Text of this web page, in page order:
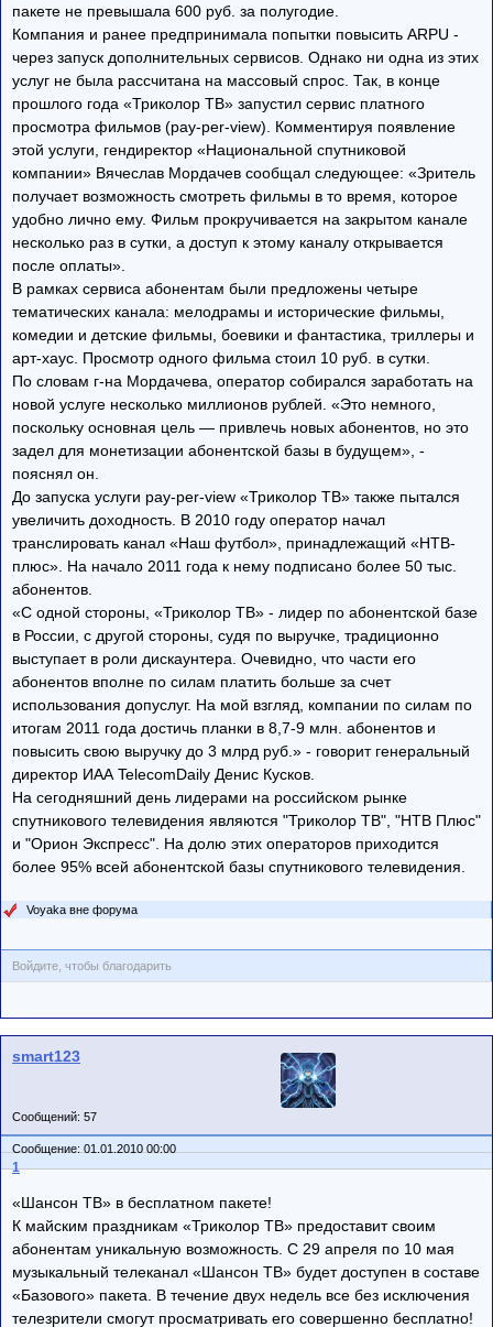
пакете не превышала 600 руб. за полугодие.
Компания и ранее предпринимала попытки повысить ARPU -
через запуск дополнительных сервисов. Однако ни одна из этих
услуг не была рассчитана на массовый спрос. Так, в конце
прошлого года «Триколор ТВ» запустил сервис платного
просмотра фильмов (pay-per-view). Комментируя появление
этой услуги, гендиректор «Национальной спутниковой
компании» Вячеслав Мордачев сообщал следующее: «Зритель
получает возможность смотреть фильмы в то время, которое
удобно лично ему. Фильм прокручивается на закрытом канале
несколько раз в сутки, а доступ к этому каналу открывается
после оплаты».
В рамках сервиса абонентам были предложены четыре
тематических канала: мелодрамы и исторические фильмы,
комедии и детские фильмы, боевики и фантастика, триллеры и
арт-хаус. Просмотр одного фильма стоил 10 руб. в сутки.
По словам г-на Мордачева, оператор собирался заработать на
новой услуге несколько миллионов рублей. «Это немного,
поскольку основная цель — привлечь новых абонентов, но это
задел для монетизации абонентской базы в будущем», -
пояснял он.
До запуска услуги pay-per-view «Триколор ТВ» также пытался
увеличить доходность. В 2010 году оператор начал
транслировать канал «Наш футбол», принадлежащий «НТВ-
плюс». На начало 2011 года к нему подписано более 50 тыс.
абонентов.
«С одной стороны, «Триколор ТВ» - лидер по абонентской базе
в России, с другой стороны, судя по выручке, традиционно
выступает в роли дискаунтера. Очевидно, что части его
абонентов вполне по силам платить больше за счет
использования допуслуг. На мой взгляд, компании по силам по
итогам 2011 года достичь планки в 8,7-9 млн. абонентов и
повысить свою выручку до 3 млрд руб.» - говорит генеральный
директор ИАА TelecomDaily Денис Кусков.
На сегодняшний день лидерами на российском рынке
спутникового телевидения являются "Триколор ТВ", "НТВ Плюс"
и "Орион Экспресс". На долю этих операторов приходится
более 95% всей абонентской базы спутникового телевидения.
Voyaka вне форума
Войдите, чтобы благодарить
smart123
Сообщений: 57
Сообщение: 01.01.2010 00:00
1
«Шансон ТВ» в бесплатном пакете!
К майским праздникам «Триколор ТВ» предоставит своим
абонентам уникальную возможность. С 29 апреля по 10 мая
музыкальный телеканал «Шансон ТВ» будет доступен в составе
«Базового» пакета. В течение двух недель все без исключения
телезрители смогут просматривать его совершенно бесплатно!